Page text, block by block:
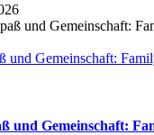
und Gemeinschaft:
und Gemeinschaft: